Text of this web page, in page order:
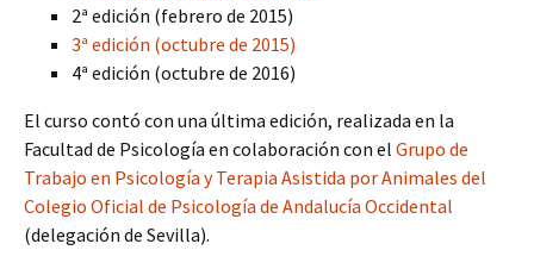
2ª edición (febrero de 2015)
3ª edición (octubre de 2015)
4ª edición (octubre de 2016)
El curso contó con una última edición, realizada en la
Facultad de Psicología en colaboración con el Grupo de
Trabajo en Psicología y Terapia Asistida por Animales del
Colegio Oficial de Psicología de Andalucía Occidental
(delegación de Sevilla).